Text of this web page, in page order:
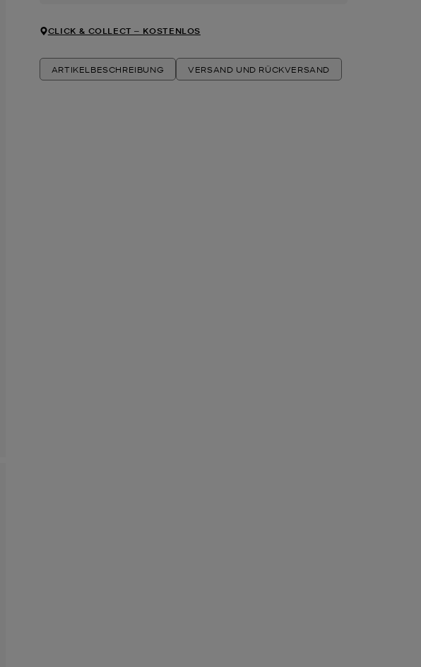
CLICK & COLLECT ‒ KOSTENLOS
ARTIKELBESCHREIBUNG VERSAND UND RÜCKVERSAND